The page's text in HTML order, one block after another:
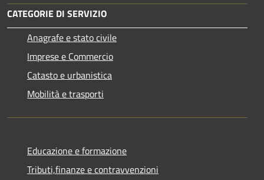
CATEGORIE DI SERVIZIO
Anagrafe e stato civile
Imprese e Commercio
Catasto e urbanistica
Mobilità e trasporti
Educazione e formazione
Tributi,finanze e contravvenzioni